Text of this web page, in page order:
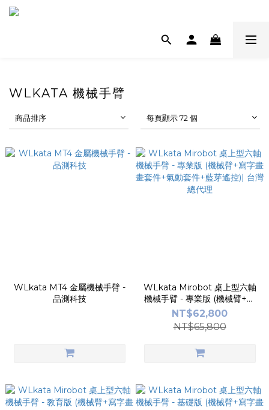
WLKATA 機械手臂
商品排序 每頁顯示 72 個
WLkata MT4 金屬機械手臂 -
品測科技
WLkata Mirobot 桌上型六軸
機械手臂 - 專業版 (機械臂+寫
字畫畫套件+氣動套件+藍芽遙
控)| 台灣總代理
NT$62,800
NT$65,800